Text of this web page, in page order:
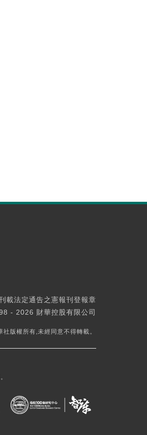
載法定通告之憲報刊登報章
- 2026 財華控股有限公司
社版權所有,未經同意不得轉載。